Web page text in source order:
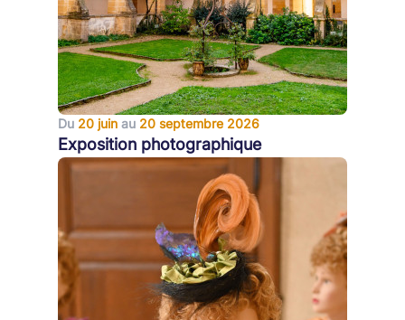
Du 20 juin au 20 septembre 2026
Exposition photographique